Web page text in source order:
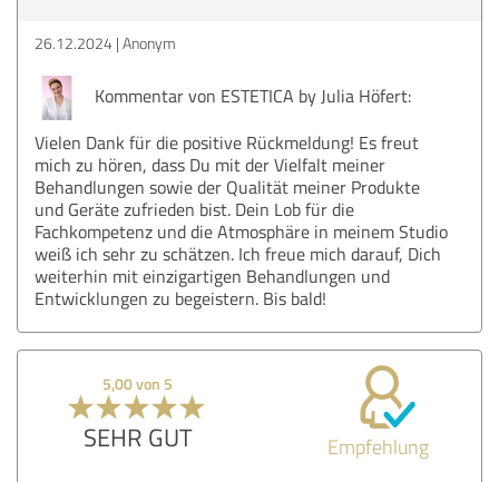
26.12.2024 Anonym
Kommentar von ESTETICA by Julia Höfert:
Vielen Dank für die positive Rückmeldung! Es freut
mich zu hören, dass Du mit der Vielfalt meiner
Behandlungen sowie der Qualität meiner Produkte
und Geräte zufrieden bist. Dein Lob für die
Fachkompetenz und die Atmosphäre in meinem Studio
weiß ich sehr zu schätzen. Ich freue mich darauf, Dich
weiterhin mit einzigartigen Behandlungen und
Entwicklungen zu begeistern. Bis bald!
5,00 von 5
SEHR GUT Empfehlung